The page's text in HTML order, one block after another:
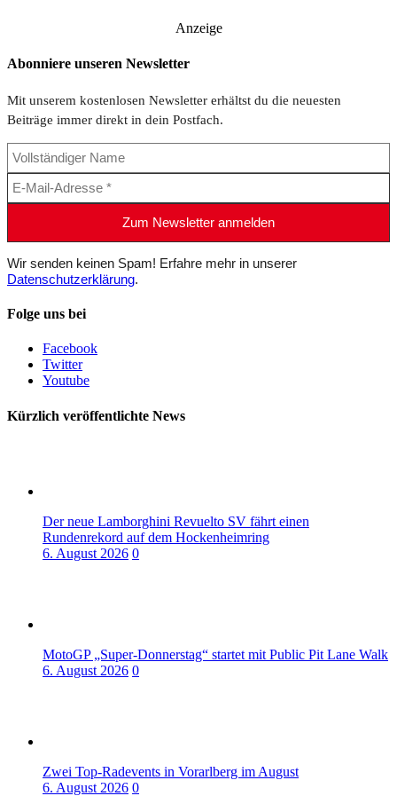
Anzeige
Abonniere unseren Newsletter
Mit unserem kostenlosen Newsletter erhältst du die neuesten
Beiträge immer direkt in dein Postfach.
Wir senden keinen Spam! Erfahre mehr in unserer
Datenschutzerklärung.
Folge uns bei
Facebook
Twitter
Youtube
Kürzlich veröffentlichte News
Der neue Lamborghini Revuelto SV fährt einen
Rundenrekord auf dem Hockenheimring
6. August 2026 0
MotoGP „Super-Donnerstag“ startet mit Public Pit Lane Walk
6. August 2026 0
Zwei Top-Radevents in Vorarlberg im August
6. August 2026 0